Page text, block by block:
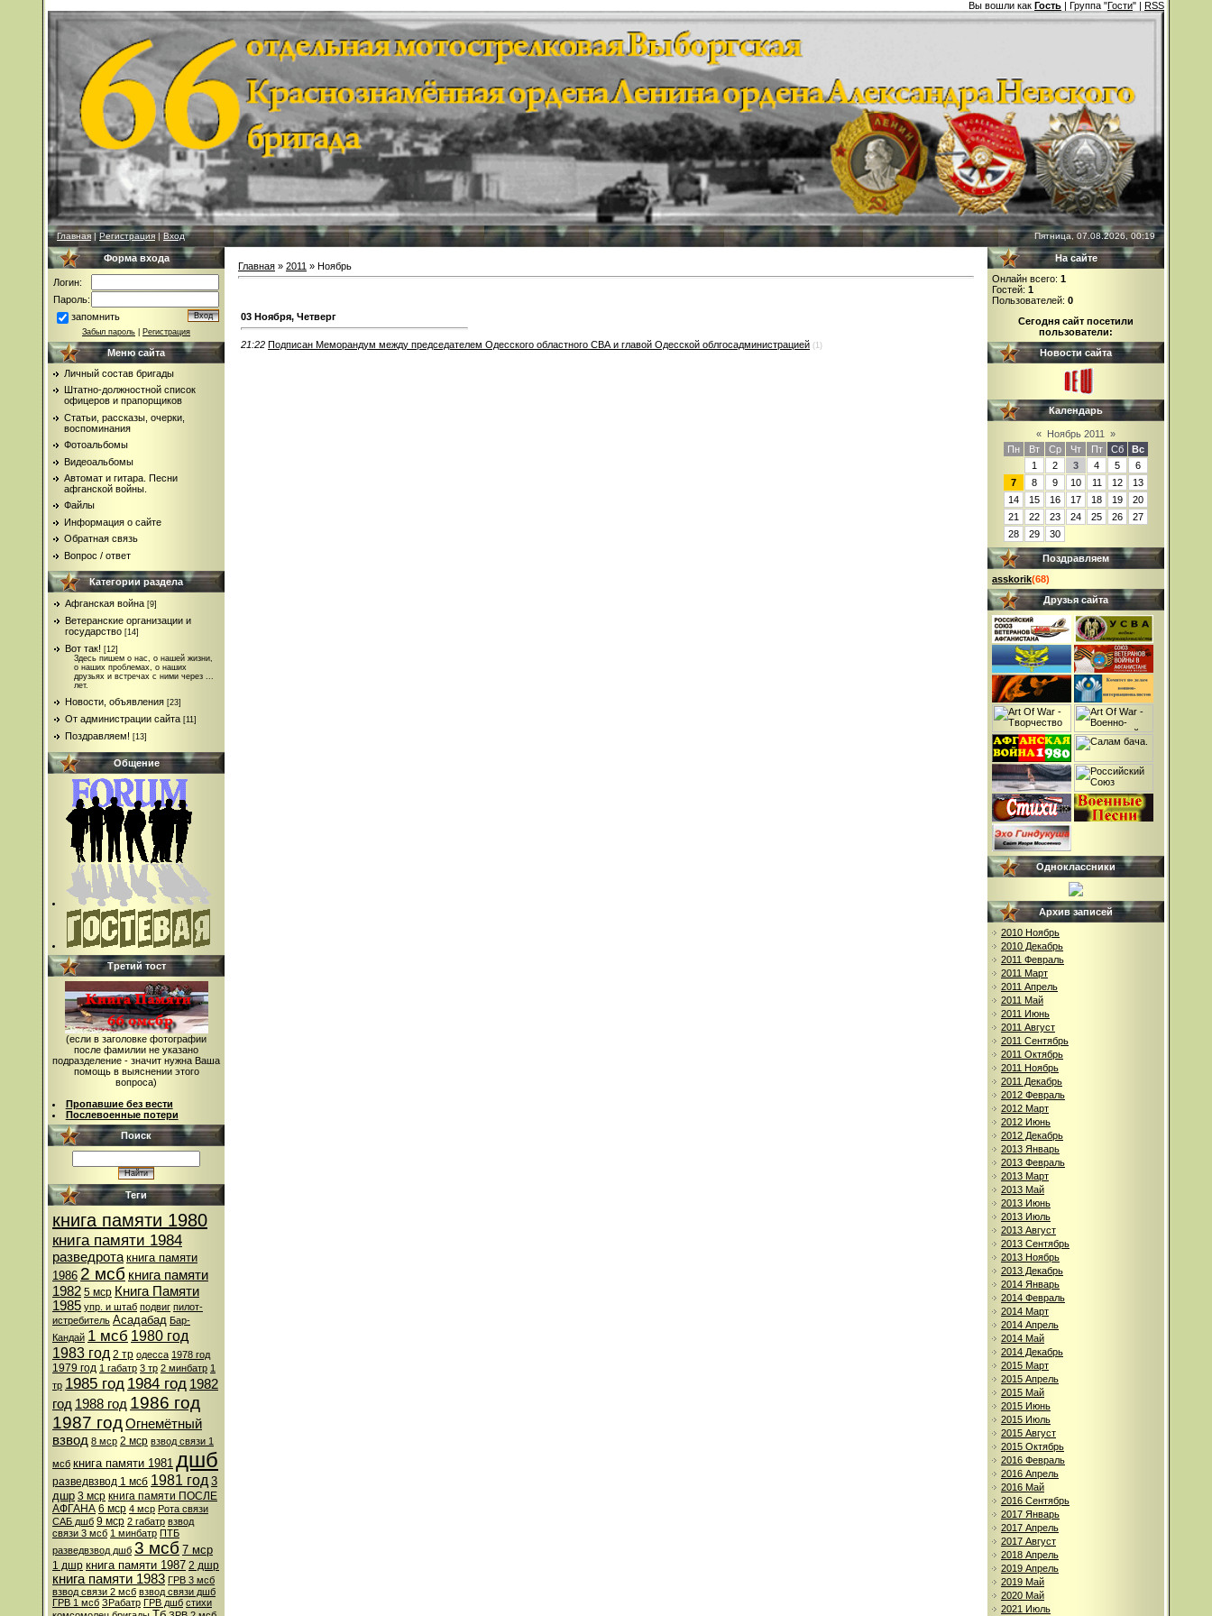
Вы вошли как Гость | Группа "Гости" | RSS
Главная|Регистрация|Вход Пятница, 07.08.2026, 00:19
Форма входа
Логин:
Пароль:
запомнить
Забыл пароль Регистрация
Меню сайта
Личный состав бригады
Штатно-должностной список
офицеров и прапорщиков
Статьи, рассказы, очерки,
воспоминания
Фотоальбомы
Видеоальбомы
Автомат и гитара. Песни
афганской войны.
Файлы
Информация о сайте
Обратная связь
Вопрос / ответ
Категории раздела
Афганская война [9]
Ветеранские организации и
государство [14]
Вот так! [12]
Здесь пишем о нас, о нашей жизни,
о наших проблемах, о наших
друзьях и встречах с ними через ...
лет.
Новости, объявления [23]
От администрации сайта [11]
Поздравляем! [13]
Общение
Третий тост
(если в заголовке фотографии
после фамилии не указано
подразделение - значит нужна Ваша
помощь в выяснении этого
вопроса)
Пропавшие без вести
Послевоенные потери
Поиск
Теги
книга памяти 1980
книга памяти 1984
разведрота книга памяти
1986 2 мсб книга памяти
1982 5 мср Книга Памяти
1985 упр. и штаб подвиг пилот-
истребитель Асадабад Бар-
Кандай 1 мсб 1980 год
1983 год 2 тр одесса 1978 год
1979 год 1 габатр 3 тр 2 минбатр 1
тр 1985 год 1984 год 1982
год 1988 год 1986 год
1987 годОгнемётный
взвод 8 мср 2 мср взвод связи 1
мсб книга памяти 1981 дшб
разведвзвод 1 мсб 1981 год 3
дшр 3 мср книга памяти ПОСЛЕ
АФГАНА 6 мср 4 мср Рота связи
САБ дшб 9 мср 2 габатр взвод
связи 3 мсб 1 минбатр ПТБ
разведвзвод дшб 3 мсб 7 мср
1 дшр книга памяти 1987 2 дшр
книга памяти 1983 ГРВ 3 мсб
взвод связи 2 мсб взвод связи дшб
ГРВ 1 мсб ЗРабатр ГРВ дшб стихи
Главная » 2011 » Ноябрь
03 Ноября, Четверг
21:22 Подписан Меморандум между председателем Одесского областного СВА и главой Одесской облгосадминистрацией (1)
На сайте
Онлайн всего: 1
Гостей: 1
Пользователей: 0
Сегодня сайт посетили
пользователи:
Новости сайта
Календарь
« Ноябрь 2011
»
Пн
Вт Ср Чт Пт Сб
Вс
1
2 3 4 5
6
7
8 9 10 11 12
13
14
15 16 17 18 19
20
21
22 23 24 25 26
27
28
29 30
Поздравляем
asskorik(68)
Друзья сайта
Одноклассники
Архив записей
2010 Ноябрь
2010 Декабрь
2011 Февраль
2011 Март
2011 Апрель
2011 Май
2011 Июнь
2011 Август
2011 Сентябрь
2011 Октябрь
2011 Ноябрь
2011 Декабрь
2012 Февраль
2012 Март
2012 Июнь
2012 Декабрь
2013 Январь
2013 Февраль
2013 Март
2013 Май
2013 Июнь
2013 Июль
2013 Август
2013 Сентябрь
2013 Ноябрь
2013 Декабрь
2014 Январь
2014 Февраль
2014 Март
2014 Апрель
2014 Май
2014 Декабрь
2015 Март
2015 Апрель
2015 Май
2015 Июнь
2015 Июль
2015 Август
2015 Октябрь
2016 Февраль
2016 Апрель
2016 Май
2016 Сентябрь
2017 Январь
2017 Апрель
2017 Август
2018 Апрель
2019 Апрель
2019 Май
2020 Май
2021 Июль